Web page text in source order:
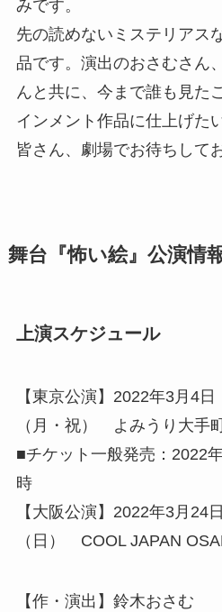
みです。
先の読めないミステリアス
品です。演出のおさむさん
んと共に、今まで誰も見た
インメント作品に仕上げた
皆さん、劇場でお待ちして
舞台『怖い絵』公演情
上演スケジュール
【東京公演】2022年3月4
（月・祝） よみうり大手
■チケット一般発売：2022
時
【大阪公演】2022年3月24
（日） COOL JAPAN
【作・演出】鈴木おさむ